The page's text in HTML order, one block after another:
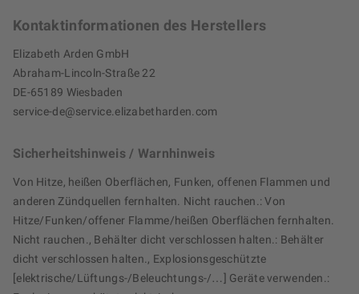
Kontaktinformationen des Herstellers
Elizabeth Arden GmbH
Abraham-Lincoln-Straße 22
DE-65189 Wiesbaden
service-de@service.elizabetharden.com
Sicherheitshinweis / Warnhinweis
Von Hitze, heißen Oberflächen, Funken, offenen Flammen und
anderen Zündquellen fernhalten. Nicht rauchen.: Von
Hitze/Funken/offener Flamme/heißen Oberflächen fernhalten.
Nicht rauchen., Behälter dicht verschlossen halten.: Behälter
dicht verschlossen halten., Explosionsgeschützte
[elektrische/Lüftungs-/Beleuchtungs-/…] Geräte verwenden.: